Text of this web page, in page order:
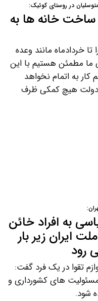
در روستای کوئیک:
خانه ها به
خردادماه مانند وعده
ما مطمئن هستیم با این
به اتمام نخواهد
دولت هیچ کمکی ظرف
به افراد خائن
ایران زیر بار
رود
تقوا در یک فرد گفت:
های کشورداری و
شود.